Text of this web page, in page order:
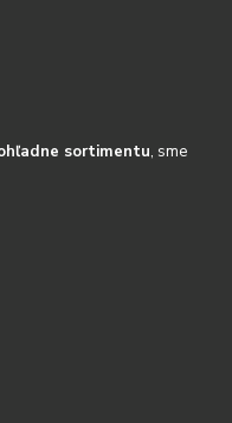
sortimentu, sme